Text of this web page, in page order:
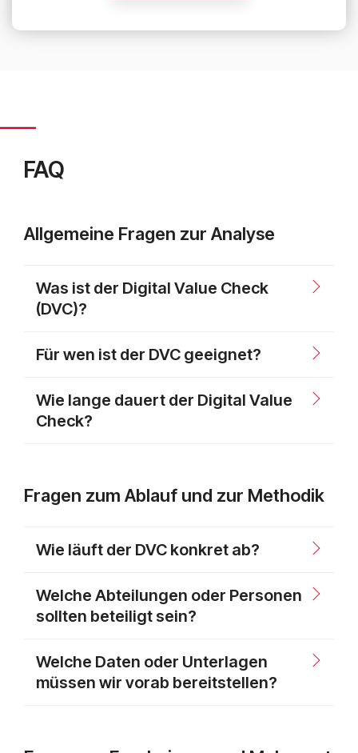
FAQ
Allgemeine Fragen zur Analyse
Was ist der Digital Value Check
(DVC)?
Für wen ist der DVC geeignet?
Wie lange dauert der Digital Value
Check?
Fragen zum Ablauf und zur Methodik
Wie läuft der DVC konkret ab?
Welche Abteilungen oder Personen
sollten beteiligt sein?
Welche Daten oder Unterlagen
müssen wir vorab bereitstellen?